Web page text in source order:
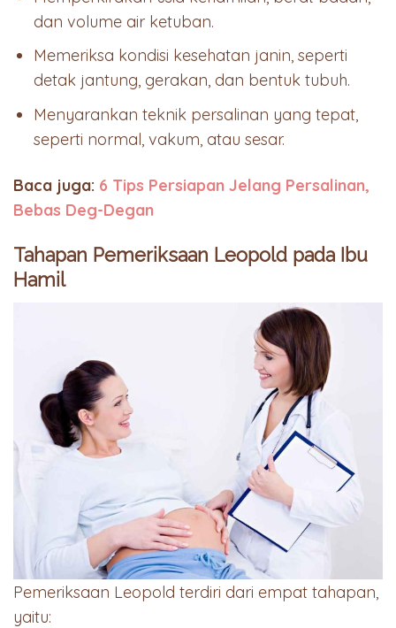
dan volume air ketuban.
Memeriksa kondisi kesehatan janin, seperti
detak jantung, gerakan, dan bentuk tubuh.
Menyarankan teknik persalinan yang tepat,
seperti normal, vakum, atau sesar.
Baca juga: 6 Tips Persiapan Jelang Persalinan,
Bebas Deg-Degan
Tahapan Pemeriksaan Leopold pada Ibu
Hamil
Pemeriksaan Leopold terdiri dari empat tahapan,
yaitu: